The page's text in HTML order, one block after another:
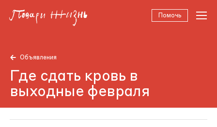
Помочь
Объявления
Где сдать кровь в
выходные февраля